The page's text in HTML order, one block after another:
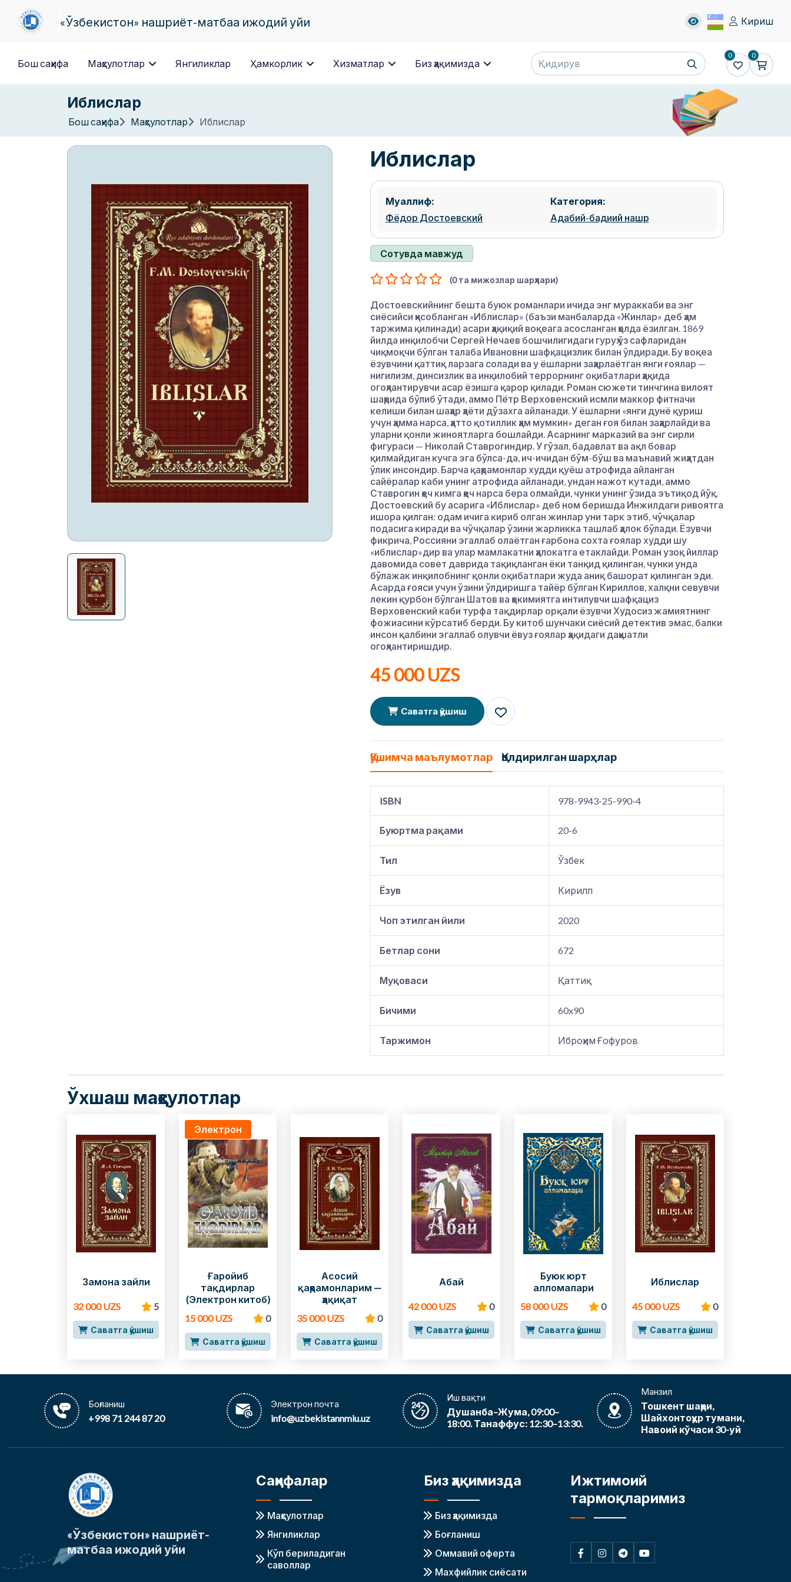
«Ўзбекистон» нашриёт-матбаа ижодий уйи Кириш
Бош саҳифа Маҳсулотлар Янгиликлар Ҳамкорлик Хизматлар Биз ҳақимизда
0 0
Иблислар
Бош саҳифа Маҳсулотлар Иблислар
Иблислар
Муаллиф:
Фёдор Достоевский
Категория:
Адабий-бадиий нашр
Сотувда мавжуд
(0 та мижозлар шарҳлари)
Достоевскийнинг бешта буюк романлари ичида энг мураккаби ва энг
сиёсийси ҳисобланган «Иблислар» (баъзи манбаларда «Жинлар» деб ҳам
таржима қилинади) асари ҳақиқий воқеага асосланган ҳолда ёзилган. 1869
йилда инқилобчи Сергей Нечаев бошчилигидаги гуруҳ ўз сафларидан
чиқмоқчи бўлган талаба Ивановни шафқацизлик билан ўлдиради. Бу воқеа
ёзувчини қаттиқ ларзага солади ва у ёшларни заҳарлаётган янги ғоялар —
нигилизм, динсизлик ва инқилобий террорнинг оқибатлари ҳақида
огоҳлантирувчи асар ёзишга қарор қилади. Роман сюжети тинчгина вилоят
шаҳрида бўлиб ўтади, аммо Пётр Верховенский исмли маккор фитначи
келиши билан шаҳар ҳаёти дўзахга айланади. У ёшларни «янги дунё қуриш
учун ҳамма нарса, ҳатто қотиллик ҳам мумкин» деган ғоя билан заҳарлайди ва
уларни қонли жиноятларга бошлайди. Асарнинг марказий ва энг сирли
фигураси — Николай Ставрогиндир. У гўзал, бадавлат ва ақл бовар
қилмайдиган кучга эга бўлса-да, ич-ичидан бўм-бўш ва маънавий жиҳатдан
ўлик инсондир. Барча қаҳрамонлар худди қуёш атрофида айланган
сайёралар каби унинг атрофида айланади, ундан нажот кутади, аммо
Ставрогин ҳеч кимга ҳеч нарса бера олмайди, чунки унинг ўзида эътиқод йўқ.
Достоевский бу асарига «Иблислар» деб ном беришда Инжилдаги ривоятга
ишора қилган: одам ичига кириб олган жинлар уни тарк этиб, чўчқалар
подасига киради ва чўчқалар ўзини жарликка ташлаб ҳалок бўлади. Ёзувчи
фикрича, Россияни эгаллаб олаётган ғарбона сохта ғоялар худди шу
«иблислар»дир ва улар мамлакатни ҳалокатга етаклайди. Роман узоқ йиллар
давомида совет даврида тақиқланган ёки танқид қилинган, чунки унда
бўлажак инқилобнинг қонли оқибатлари жуда аниқ башорат қилинган эди.
Асарда ғояси учун ўзини ўлдиришга тайёр бўлган Кириллов, халқни севувчи
лекин қурбон бўлган Шатов ва ҳокимиятга интилувчи шафқациз
Верховенский каби турфа тақдирлар орқали ёзувчи Худосиз жамиятнинг
фожиасини кўрсатиб берди. Бу китоб шунчаки сиёсий детектив эмас, балки
инсон қалбини эгаллаб олувчи ёвуз ғоялар ҳақидаги даҳшатли
огоҳлантиришдир.
45 000 UZS
Саватга қўшиш
Қўшимча маълумотлар Қолдирилган шарҳлар
ISBN 978-9943-25-990-4
Буюртма рақами 20-6
Тил Ўзбек
Ёзув Кирилл
Чоп этилган йили 2020
Бетлар сони 672
Муқоваси Қаттиқ
Бичими 60x90
Таржимон Иброҳим Ғофуров
Ўхшаш маҳсулотлар
Замона зайли
32 000 UZS 5
Саватга қўшиш
Электрон
Ғаройиб
тақдирлар
(Электрон китоб)
15 000 UZS
0
Саватга қўшиш
Асосий
қаҳрамонларим —
ҳақиқат
35 000 UZS
0
Саватга қўшиш
Абай
42 000 UZS 0
Саватга қўшиш
Буюк юрт
алломалари
58 000 UZS
0
Саватга қўшиш
Иблислар
45 000 UZS 0
Саватга қўшиш
Боғланиш
+998 71 244 87 20
Электрон почта
info@uzbekistannmiu.uz
Иш вақти
Душанба–Жума, 09:00–
18:00. Танаффус: 12:30–13:30.
Манзил
Тошкент шаҳри,
Шайхонтоҳур тумани,
Навоий кўчаси 30-уй
«Ўзбекистон» нашриёт-
матбаа ижодий уйи
Саҳифалар
Маҳсулотлар
Янгиликлар
Кўп бериладиган
саволлар
Биз ҳақимизда
Биз ҳақимизда
Боғланиш
Оммавий оферта
Махфийлик сиёсати
Ижтимоий
тармоқларимиз